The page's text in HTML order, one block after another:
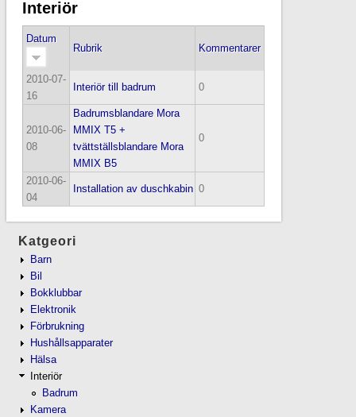
Interiör
Datum
Rubrik
Kommentarer
2010-07-
16
Interiör till badrum 0
2010-06-
08
Badrumsblandare Mora
MMIX T5 +
tvättställsblandare Mora
MMIX B5
0
2010-06-
04
Installation av duschkabin 0
Katgeori
Barn
Bil
Bokklubbar
Elektronik
Förbrukning
Hushållsapparater
Hälsa
Interiör
Badrum
Kamera